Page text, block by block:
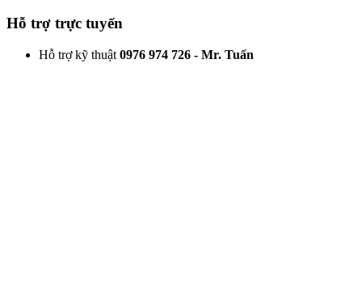
Hỗ trợ trực tuyến
Hỗ trợ kỹ thuật 0976 974 726 - Mr. Tuấn